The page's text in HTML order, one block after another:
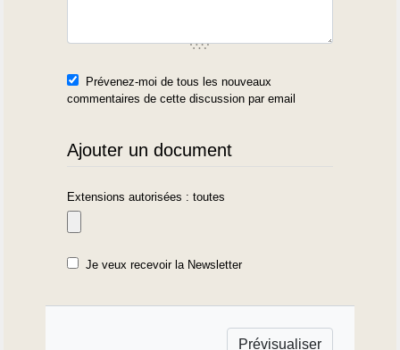
Prévenez-moi de tous les nouveaux
commentaires de cette discussion par email
Ajouter un document
Extensions autorisées : toutes
Je veux recevoir la Newsletter